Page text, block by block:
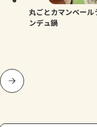
丸ごとカマンベール
ンデュ鍋